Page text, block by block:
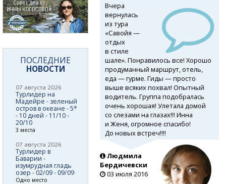
Вчера
вернулась
из тура
«Савойя —
отдых
в стиле
шале». Понравилось все! Хорошо
продуманный маршрут, отель,
еда — гурме. Гиды — просто
выше всяких похвал! Опытный
водитель. Группа подобралась
очень хорошая! Улетала домой
со слезами на глазах!!! Инна
и Женя, огромное спасибо!
До новых встреч!!!!
Людмила
Бердичевски
03 июля 2016
ПОСЛЕДНИЕ
НОВОСТИ
07 августа 2026
Турлидер на
Мадейре - зеленый
остров в океане - 5*
- 10 дней - 11/10 -
20/10
3 места
07 августа 2026
Турлидер в
Баварии -
изумрудная гладь
озер - 02/09 - 09/09
Одно место